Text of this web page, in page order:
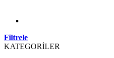
Filtrele
KATEGORİLER